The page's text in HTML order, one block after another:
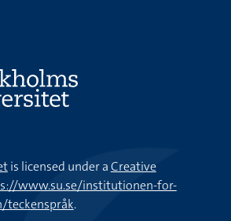
is licensed under aCreative
www.su.se/institutionen-for-
.